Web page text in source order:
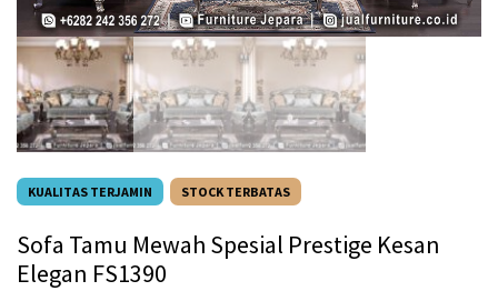
KUALITAS TERJAMIN STOCK TERBATAS
Sofa Tamu Mewah Spesial Prestige Kesan
Elegan FS1390